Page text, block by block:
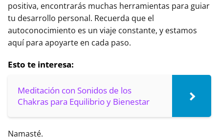
positiva, encontrarás muchas herramientas para guiar
tu desarrollo personal. Recuerda que el
autoconocimiento es un viaje constante, y estamos
aquí para apoyarte en cada paso.
Esto te interesa:
Meditación con Sonidos de los
Chakras para Equilibrio y Bienestar
Namasté.